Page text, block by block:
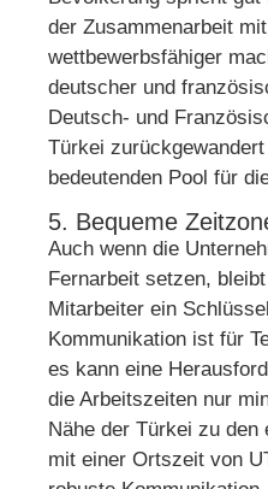
der Zusammenarbeit
wettbewerbsfähiger
deutscher und
Deutsch- und
Türkei
bedeutenden Pool für
5. Bequeme
Auch wenn die
Fernarbeit setzen,
Mitarbeiter ein
Kommunikation ist für
es kann eine
die Arbeitszeiten nur
Nähe der Türkei zu den
mit einer Ortszeit von